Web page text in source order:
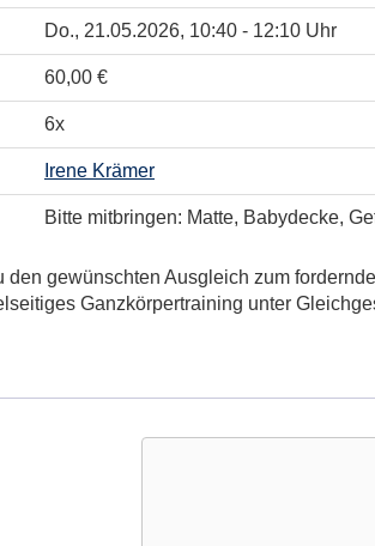
Do., 21.05.2026, 10:40 - 12:10 Uhr
60,00 €
6x
Irene Krämer
Bitte mitbringen: Matte, Babydecke,
den gewünschten Ausgleich zum
Ganzkörpertraining unter